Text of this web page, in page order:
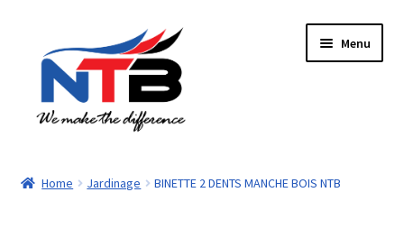
navigation
contenu
Menu
Home Jardinage BINETTE 2 DENTS MANCHE BOIS NTB